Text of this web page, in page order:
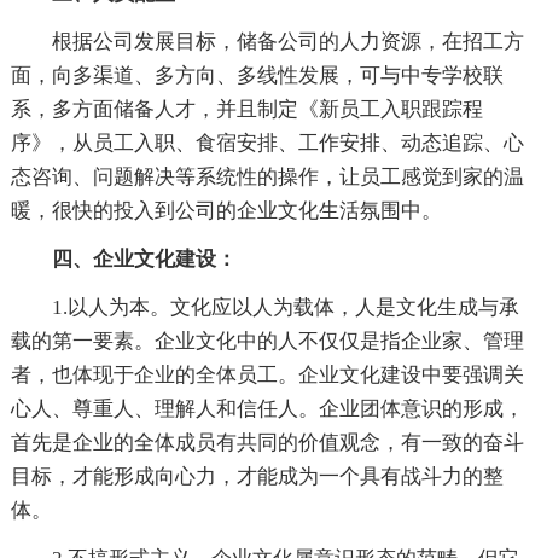
根据公司发展目标，储备公司的人力资源，在招工方
面，向多渠道、多方向、多线性发展，可与中专学校联
系，多方面储备人才，并且制定《新员工入职跟踪程
序》，从员工入职、食宿安排、工作安排、动态追踪、心
态咨询、问题解决等系统性的操作，让员工感觉到家的温
暖，很快的投入到公司的企业文化生活氛围中。
四、企业文化建设：
1.以人为本。文化应以人为载体，人是文化生成与承
载的第一要素。企业文化中的人不仅仅是指企业家、管理
者，也体现于企业的全体员工。企业文化建设中要强调关
心人、尊重人、理解人和信任人。企业团体意识的形成，
首先是企业的全体成员有共同的价值观念，有一致的奋斗
目标，才能形成向心力，才能成为一个具有战斗力的整
体。